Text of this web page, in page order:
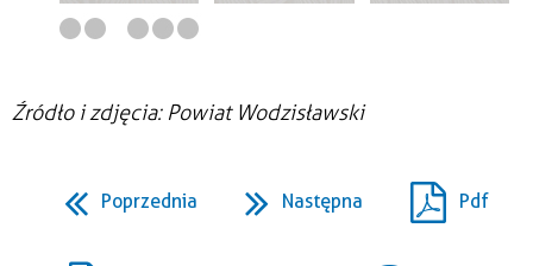
Źródło i zdjęcia: Powiat Wodzisławski
Poprzednia Następna Pdf